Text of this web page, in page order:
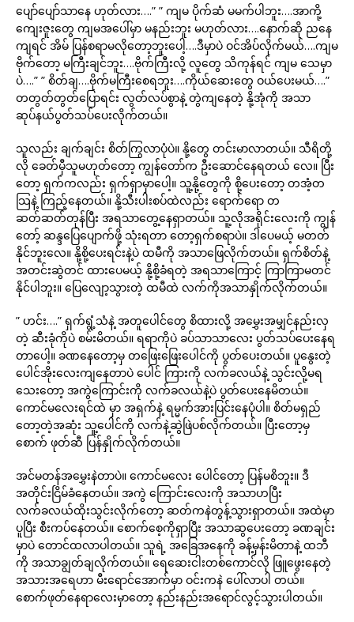
ပျော်ပျော်သာနေ ဟုတ်လား….” ” ကျမ ပိုက်ဆံ မမက်ပါဘူး….အာကို့
ကျေးဇူးတွေ ကျမအပေါ်မှာ မနည်းဘူး မဟုတ်လား….နောက်ဆို ညနေ
ကျရင် အိမ် ပြန်စရာမလိုတော့ဘူးပေါ့….ဒီမှာပဲ ဝင်အိပ်လိုက်မယ်….ကျမ
ဗိုက်တော့ မကြီးချင်ဘူး….ဗိုက်ကြီးလို့ လူတွေ သိကုန်ရင် ကျမ သေမှာ
ပဲ….” ” စိတ်ချ….ဗိုက်မကြီးစေရဘူး….ကိုယ်ဆေးတွေ ဝယ်ပေးမယ်….”
တတွတ်တွတ်ပြောရင်း လွတ်လပ်စွာနဲ့ တွဲကျနေတဲ့ နို့အုံကို အသာ
ဆုပ်နယ်ပွတ်သပ်ပေးလိုက်တယ်။
သူလည်း ချက်ချင်း စိတ်ကြွလာပုံပဲ။ နို့တွေ တင်းမာလာတယ်။ သီရိတို့
လို ခေတ်မှီသူမဟုတ်တော့ ကျွန်တော်က ဦးဆောင်နေရတယ် လေ။ ပြီး
တော့ ရှက်ကလည်း ရှက်ရှာမှာပေါ့။ သူ့နို့တွေကို စို့ပေးတော့ တအံ့တ
သြနဲ့ ကြည့်နေတယ်။ နို့သီးပါးစပ်ထဲလည်း ရောက်ရော တ
ဆတ်ဆတ်တုန်ပြီး အရသာတွေ့နေရှာတယ်။ သူ့လိုအရိုင်းလေးကို ကျွန်
တော့် ဆန္ဒပြေပျောက်ဖို့ သုံးရတာ တော့ရှက်စရာပဲ။ ဒါပေမယ့် မတတ်
နိုင်ဘူးလေ။ နို့စို့ပေးရင်းနဲ့ပဲ ထမီကို အသာဖြေလိုက်တယ်။ ရှက်စိတ်နဲ့
အတင်းဆွဲတင် ထားပေမယ့် နို့စို့ခံရတဲ့ အရသာကြောင့် ကြာကြာမတင်
နိုင်ပါဘူး။ ပြေလျော့သွားတဲ့ ထမီထဲ လက်ကိုအသာနှိုက်လိုက်တယ်။
” ဟင်း….” ရှက်ရွံ့သံနဲ့ အတူပေါင်တွေ စိထားလို့ အမွှေးအမျှင်နည်းလှ
တဲ့ ဆီးခုံကိုပဲ စမ်းမိတယ်။ ရရာကိုပဲ ခပ်သာသာလေး ပွတ်သပ်ပေးနေရ
တာပေါ့။ ခဏနေတော့မှ တဖြေးဖြေးပေါင်ကို ပွတ်ပေးတယ်။ ပူနွေးတဲ့
ပေါင်အိုးလေးကျနေတာပဲ ပေါင် ကြားကို လက်ခလယ်နဲ့ သွင်းလို့မရ
သေးတော့ အကွဲကြောင်းကို လက်ခလယ်နဲ့ပဲ ပွတ်ပေးနေမိတယ်။
ကောင်မလေးရင်ထဲ မှာ အရှက်နဲ့ ရမ္မက်အားပြင်းနေပုံပါ။ စိတ်မရှည်
တော့တဲ့အဆုံး သူ့ပေါင်ကို လက်နဲ့ဆွဲဖြဲပစ်လိုက်တယ်။ ပြီးတော့မှ
စောက် ဖုတ်ဆီ ပြန်နှိုက်လိုက်တယ်။
အင်မတန်အမွှေးနဲတာပဲ။ ကောင်မလေး ပေါင်တော့ ပြန်မစိဘူး။ ဒီ
အတိုင်းငြိမ်ခံနေတယ်။ အကွဲ ကြောင်းလေးကို အသာဟပြီး
လက်ခလယ်ထိုးသွင်းလိုက်တော့ ဆတ်ကနဲတွန့်သွားရှာတယ်။ အထဲမှာ
ပူပြီး စီးကပ်နေတယ်။ စောက်စေ့ကိုရှာပြီး အသာဆွပေးတော့ ခဏချင်း
မှာပဲ တောင်ထလာပါတယ်။ သူရဲ့ အခြေအနေကို ခန့်မှန်းမိတာနဲ့ ထဘီ
ကို အသာချွတ်ချလိုက်တယ်။ ရေဆေးငါးတစ်ကောင်လို ဖြူဖွေးနေတဲ့
အသားအရေဟာ မီးရောင်အောက်မှာ ဝင်းကနဲ ပေါ်လာပါ တယ်။
စောက်ဖုတ်နေရာလေးမှာတော့ နည်းနည်းအရောင်လွင့်သွားပါတယ်။